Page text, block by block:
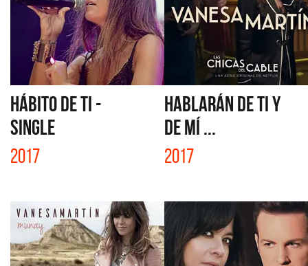
HÁBITO DE TI -
SINGLE
2017
HABLARÁN DE TI Y
DE MÍ ...
2017